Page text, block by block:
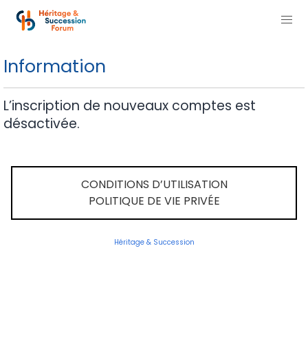
Information
L’inscription de nouveaux comptes est
désactivée.
CONDITIONS D’UTILISATION
POLITIQUE DE VIE PRIVÉE
Héritage & Succession